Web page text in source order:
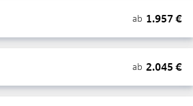
ab 1.957 €
ab 2.045 €